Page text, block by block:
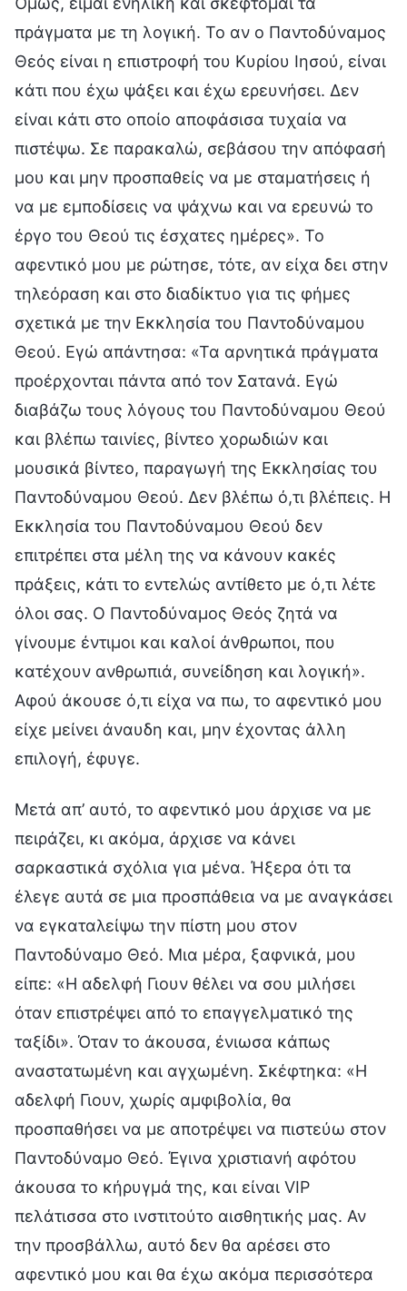
πράγματα με τη λογική. Το αν ο Παντοδύναμος
Θεός είναι η επιστροφή του Κυρίου Ιησού, είναι
κάτι που έχω ψάξει και έχω ερευνήσει. Δεν
είναι κάτι στο οποίο αποφάσισα τυχαία να
πιστέψω. Σε παρακαλώ, σεβάσου την απόφασή
μου και μην προσπαθείς να με σταματήσεις ή
να με εμποδίσεις να ψάχνω και να ερευνώ το
έργο του Θεού τις έσχατες ημέρες». Το
αφεντικό μου με ρώτησε, τότε, αν είχα δει στην
τηλεόραση και στο διαδίκτυο για τις φήμες
σχετικά με την Εκκλησία του Παντοδύναμου
Θεού. Εγώ απάντησα: «Τα αρνητικά πράγματα
προέρχονται πάντα από τον Σατανά. Εγώ
διαβάζω τους λόγους του Παντοδύναμου Θεού
και βλέπω ταινίες, βίντεο χορωδιών και
μουσικά βίντεο, παραγωγή της Εκκλησίας του
Παντοδύναμου Θεού. Δεν βλέπω ό,τι βλέπεις. Η
Εκκλησία του Παντοδύναμου Θεού δεν
επιτρέπει στα μέλη της να κάνουν κακές
πράξεις, κάτι το εντελώς αντίθετο με ό,τι λέτε
όλοι σας. Ο Παντοδύναμος Θεός ζητά να
γίνουμε έντιμοι και καλοί άνθρωποι, που
κατέχουν ανθρωπιά, συνείδηση και λογική».
Αφού άκουσε ό,τι είχα να πω, το αφεντικό μου
είχε μείνει άναυδη και, μην έχοντας άλλη
επιλογή, έφυγε.
Μετά απ’ αυτό, το αφεντικό μου άρχισε να με
πειράζει, κι ακόμα, άρχισε να κάνει
σαρκαστικά σχόλια για μένα. Ήξερα ότι τα
έλεγε αυτά σε μια προσπάθεια να με αναγκάσει
να εγκαταλείψω την πίστη μου στον
Παντοδύναμο Θεό. Μια μέρα, ξαφνικά, μου
είπε: «Η αδελφή Γιουν θέλει να σου μιλήσει
όταν επιστρέψει από το επαγγελματικό της
ταξίδι». Όταν το άκουσα, ένιωσα κάπως
αναστατωμένη και αγχωμένη. Σκέφτηκα: «Η
αδελφή Γιουν, χωρίς αμφιβολία, θα
προσπαθήσει να με αποτρέψει να πιστεύω στον
Παντοδύναμο Θεό. Έγινα χριστιανή αφότου
άκουσα το κήρυγμά της, και είναι VIP
πελάτισσα στο ινστιτούτο αισθητικής μας. Αν
την προσβάλλω, αυτό δεν θα αρέσει στο
αφεντικό μου και θα έχω ακόμα περισσότερα